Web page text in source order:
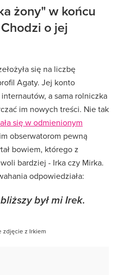
żony" w końcu
o jej
się na liczbę
Agaty. Jej konto
a sama rolniczka
im nowych treści. Nie tak
się w odmienionym
obserwatorom pewną
bowiem, którego z
bardziej - Irka czy Mirka.
odpowiedziała:
był mi Irek.
zdjęcie z Irkiem